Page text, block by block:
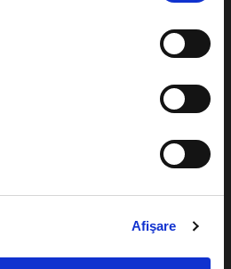
Afişare
Returnare bilete